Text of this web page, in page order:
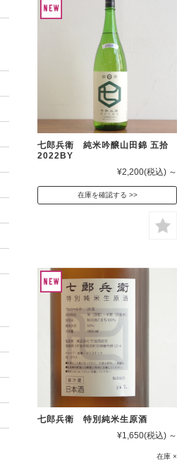
七郎兵衛 純米吟醸山田錦 五拾
2022BY
¥2,200(税込) ～
在庫を確認する
七郎兵衛 特別純米生原酒
¥1,650(税込) ～
在庫 ×